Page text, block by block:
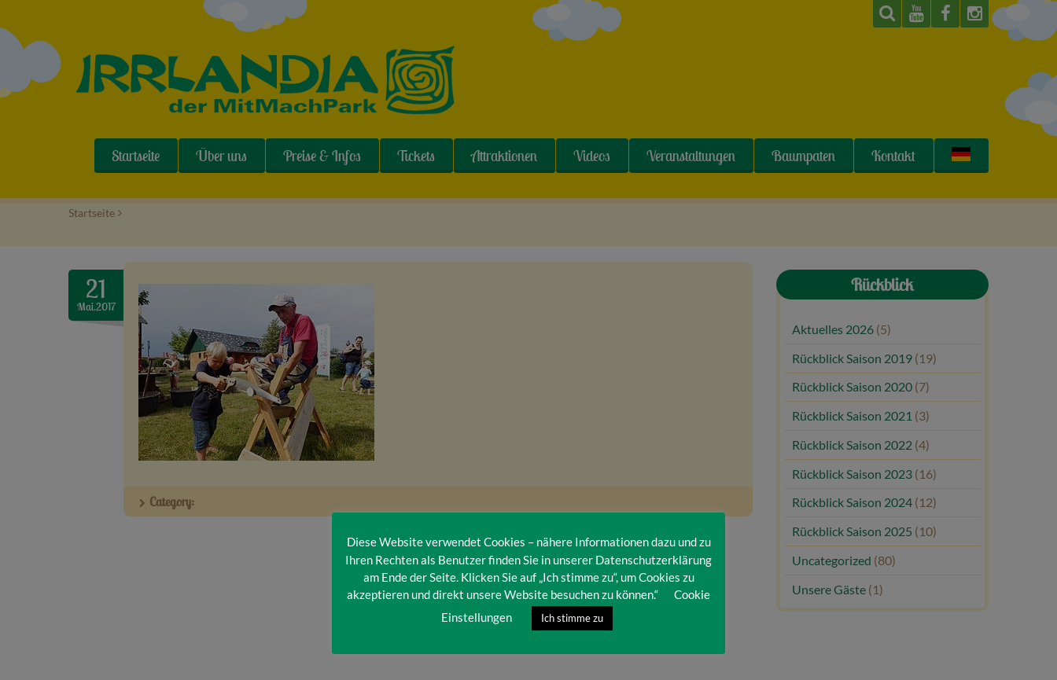
Startseite Über uns Preise & Infos Tickets Attraktionen Videos Veranstaltungen Baumpaten Kontakt
Startseite >
21
Mai.2017
Category:
Rückblick
Aktuelles 2026 (5)
Rückblick Saison 2019 (19)
Rückblick Saison 2020 (7)
Rückblick Saison 2021 (3)
Rückblick Saison 2022 (4)
Rückblick Saison 2023 (16)
Rückblick Saison 2024 (12)
Rückblick Saison 2025 (10)
Uncategorized (80)
Unsere Gäste (1)
Diese Website verwendet Cookies – nähere Informationen dazu und zu
Ihren Rechten als Benutzer finden Sie in unserer Datenschutzerklärung
am Ende der Seite. Klicken Sie auf „Ich stimme zu“, um Cookies zu
akzeptieren und direkt unsere Website besuchen zu können.“
Cookie
Einstellungen
Ich stimme zu